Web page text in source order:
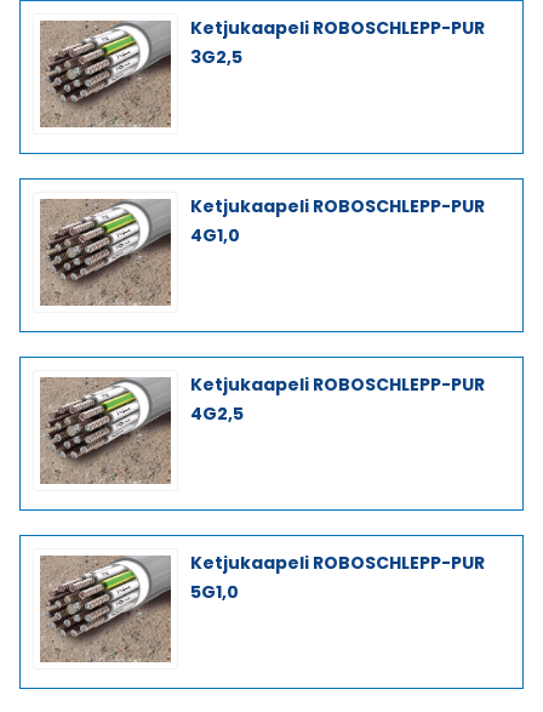
Ketjukaapeli ROBOSCHLEPP-PUR
3G2,5
Ketjukaapeli ROBOSCHLEPP-PUR
4G1,0
Ketjukaapeli ROBOSCHLEPP-PUR
4G2,5
Ketjukaapeli ROBOSCHLEPP-PUR
5G1,0